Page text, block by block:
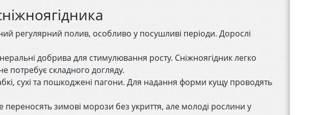
регулярний полив, особливо у посушливі періоди. Дорослі
добрива для стимулювання росту. Сніжноягідник легко
потребує складного догляду.
сухі та пошкоджені пагони. Для надання форми кущу проводять
переносять зимові морози без укриття, але молоді рослини у